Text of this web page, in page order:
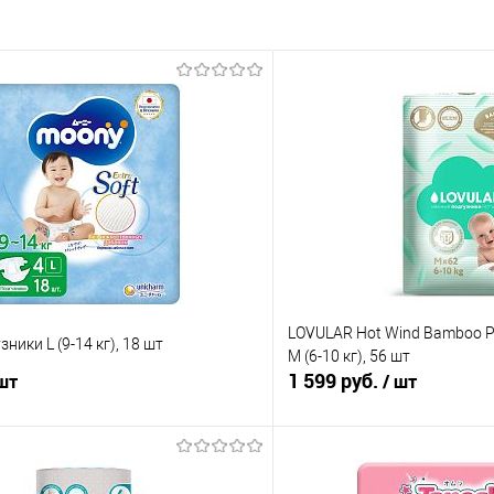
L (9-14 кг), 18 шт
В корзину
LOVULAR Hot Wind Bamboo
M (6-10 кг), 56 шт
1 599 руб. / шт
В